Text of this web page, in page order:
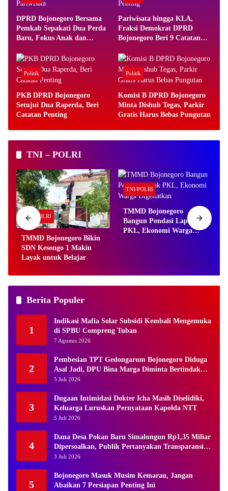
DPRD Bojonegoro Bersama
Pemkab Sepakati Dua Perda
Baru, Fokus Anak dan
Pariwisata hingga KLA,
Fraksi Demokrat DPRD
Bojonegoro Beri 9 Catatan
Politik
PKB DPRD Bojonegoro
Setujui Dua Raperda, Beri
Catatan Penting
Politik
Komisi B DPRD Bojonegoro
Minta Dishub Tegas, Parkir
Gratis Harus Bebas Pungutan
TNI – POLRI
TNI/POLRI
TMMD Bojonegoro Bikin
SDN Kesongo 1 Makin
Layak untuk Belajar
TNI/POLRI
TMMD Bojonegoro
Bangun Pondasi Lapak
PKL, Ekonomi Warga
Berita Populer
1
Indikasi Mafia Solar Subsidi Kembali Mengemuka
di SPBU Compreng Tuban
7 Agustus 2026
2
Pembesian TPT Gedongarum Bojonegoro Diduga
Asal Jadi, DPU Bina Marga Diminta Bertindak
Tegas
5 Juli 2026
3
Dugaan Intimidasi Dokter Icha Masih Diselidiki,
Keluarga Luruskan Pernyataan Kapolda NTT
5 Juli 2026
4
Dana Desa Pokan Baru Simalungun Rp1,35 Miliar
Dipersoalkan, Publik Pertanyakan Transparansi
Kades
3 Juli 2026
5
Bojonegoro Masuk Musim Kemarau, Jangan
Abaikan 7 Persiapan Penting Ini